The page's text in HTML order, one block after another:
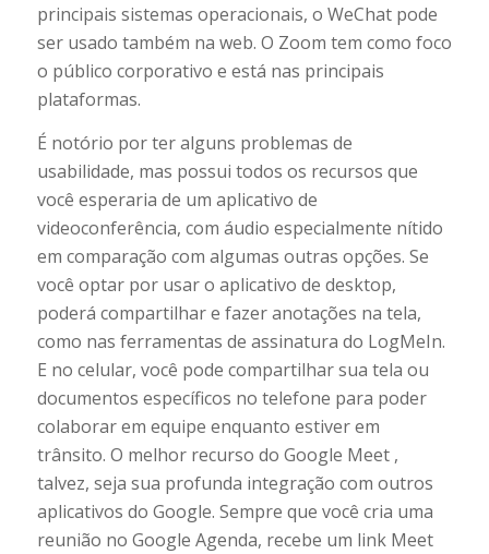
principais sistemas operacionais, o WeChat pode
ser usado também na web. O Zoom tem como foco
o público corporativo e está nas principais
plataformas.
É notório por ter alguns problemas de
usabilidade, mas possui todos os recursos que
você esperaria de um aplicativo de
videoconferência, com áudio especialmente nítido
em comparação com algumas outras opções. Se
você optar por usar o aplicativo de desktop,
poderá compartilhar e fazer anotações na tela,
como nas ferramentas de assinatura do LogMeIn.
E no celular, você pode compartilhar sua tela ou
documentos específicos no telefone para poder
colaborar em equipe enquanto estiver em
trânsito. O melhor recurso do Google Meet ,
talvez, seja sua profunda integração com outros
aplicativos do Google. Sempre que você cria uma
reunião no Google Agenda, recebe um link Meet